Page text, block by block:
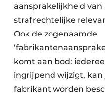
aansprakelijkheid
strafrechtelijke
Ook de zogenaamde
komt aan bod:
ingrijpend wijzigt, kan
fabrikant worden